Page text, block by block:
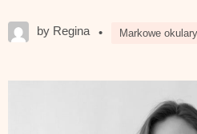
by Regina • Markowe okulary